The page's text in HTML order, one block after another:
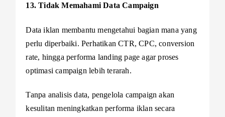
13. Tidak Memahami Data Campaign
Data iklan membantu mengetahui bagian mana yang
perlu diperbaiki. Perhatikan CTR, CPC, conversion
rate, hingga performa landing page agar proses
optimasi campaign lebih terarah.
Tanpa analisis data, pengelola campaign akan
kesulitan meningkatkan performa iklan secara